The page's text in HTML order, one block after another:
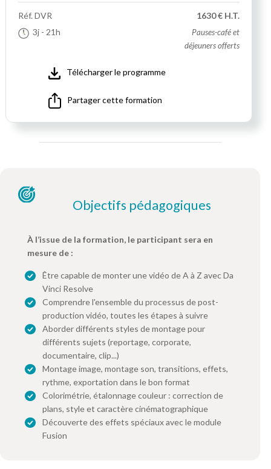
Réf.DVR
3j - 21h
1630 € H.T.
Pauses-café et
déjeuners offerts
Télécharger le programme
Partager cette formation
Objectifs pédagogiques
À l’issue de la formation, le participant sera en
mesure de :
Être capable de monter une vidéo de A à Z avec Da
Vinci Resolve
Comprendre l'ensemble du processus de post-
production vidéo, toutes les étapes à suivre
Aborder différents styles de montage pour
différents sujets (reportage, corporate,
documentaire, clip...)
Montage image, montage son, transitions, effets,
rythme, exportation dans le bon format
Colorimétrie, étalonnage couleur : correction de
plans, style et caractère cinématographique
Découverte des effets spéciaux avec le module
Fusion